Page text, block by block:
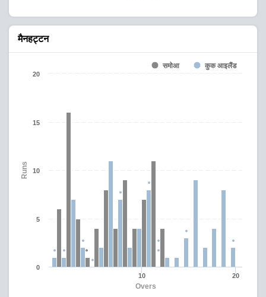
मैनहट्टन
Overs
Runs
समोआ कुक आइलैंड
10 20
0
5
10
15
20